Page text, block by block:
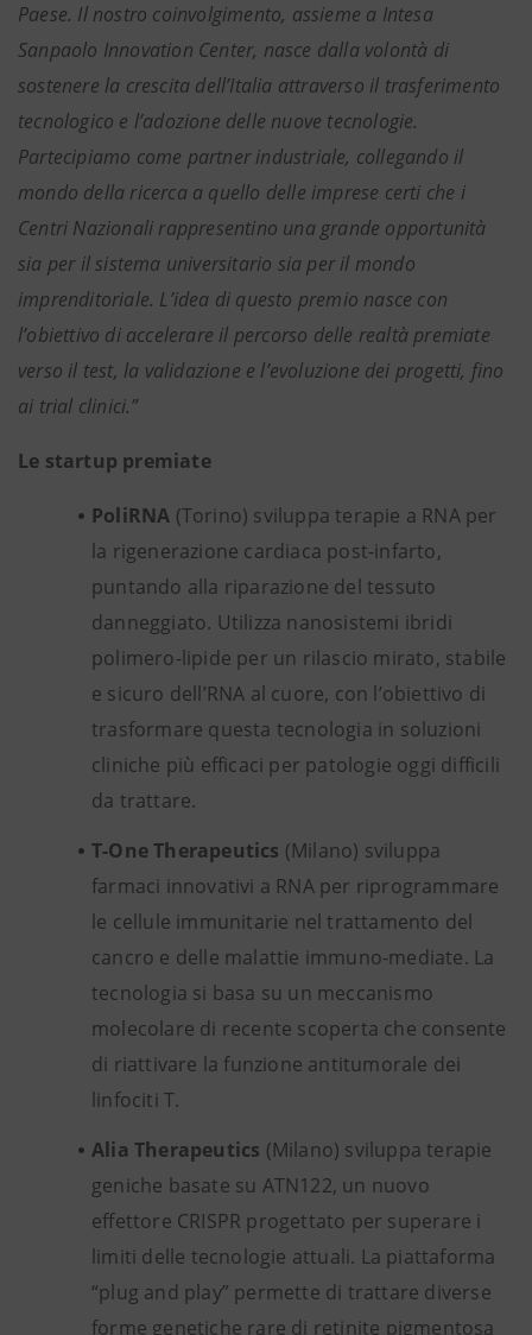
Paese. Il nostro coinvolgimento, assieme a Intesa
Sanpaolo Innovation Center, nasce dalla volontà di
sostenere la crescita dell’Italia attraverso il trasferimento
tecnologico e l’adozione delle nuove tecnologie.
Partecipiamo come partner industriale, collegando il
mondo della ricerca a quello delle imprese certi che i
Centri Nazionali rappresentino una grande opportunità
sia per il sistema universitario sia per il mondo
imprenditoriale. L’idea di questo premio nasce con
l’obiettivo di accelerare il percorso delle realtà premiate
verso il test, la validazione e l’evoluzione dei progetti, fino
ai trial clinici.”
Le startup premiate
PoliRNA (Torino) sviluppa terapie a RNA per
la rigenerazione cardiaca post-infarto,
puntando alla riparazione del tessuto
danneggiato. Utilizza nanosistemi ibridi
polimero-lipide per un rilascio mirato, stabile
e sicuro dell’RNA al cuore, con l’obiettivo di
trasformare questa tecnologia in soluzioni
cliniche più efficaci per patologie oggi difficili
da trattare.
T-One Therapeutics (Milano) sviluppa
farmaci innovativi a RNA per riprogrammare
le cellule immunitarie nel trattamento del
cancro e delle malattie immuno-mediate. La
tecnologia si basa su un meccanismo
molecolare di recente scoperta che consente
di riattivare la funzione antitumorale dei
linfociti T.
Alia Therapeutics (Milano) sviluppa terapie
geniche basate su ATN122, un nuovo
effettore CRISPR progettato per superare i
limiti delle tecnologie attuali. La piattaforma
“plug and play” permette di trattare diverse
forme genetiche rare di retinite pigmentosa